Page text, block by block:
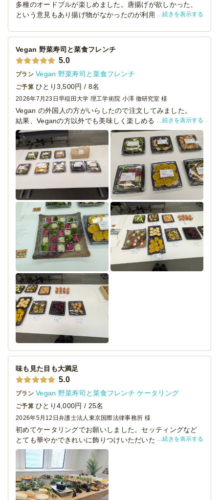
多種のオードブルが楽しめました。唐揚げが欲しかった、
という意見もあり揚げ物がなかったのが利用者としては物
ハンバーガーがおいしかったです。サラダ系は残ってしま
いました。おにぎり、芋、根菜もおなかにたまってしま
い、残ってしまいました。
続きを表示する
Vegan 野菜寿司と菜食フレンチ
5.0
プラン Vegan 野菜寿司と菜食フレンチ
ご予算 ひとり3,500円 / 8名
2026年7月23日 早稲田大学 理工学術院 小澤 徹研究室 様
Vegan の外国人の方がいらしたので注文してみました。
結果、Veganの方以外でも美味しく楽しめる内容でした。
ご本人にも喜んでいただけて良かったです。
見た目も華やかでとても美味しく、ご参加いただいた方か
らも「どこで頼んだのですか？」と聞かれました。
料理名が書いてある札がとても助かりました。
またお願いしようと思います。
続きを表示する
味も見た目も大満足
5.0
プラン Vegan 野菜寿司と菜食フレンチ ケータリング
ご予算 ひとり4,000円 / 25名
2026年5月12日 弁護士法人東京国際法律事務所 様
初めてケータリングでお願いしました。セッティングなど
とても華やかできれいに飾りつけいただいたうえ、事前に
お伝えしていたアレルギー食材をプレートに記載いただけ
大変ありがたかったです。どの料理もとてもおいしく、野
菜たっぷりでいろいろなメニューがあり、特に女性陣に大
人気でした。スタッフの方もとても丁寧でこちらにお願い
してよかったと思いました。終了時間前に残った料理をど
続きを表示する